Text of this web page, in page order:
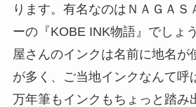
ります。有名なのはＮＡＧＡＳ
ーの『KOBE INK物語』でしょ
屋さんのインクは名前に地名が
が多く、ご当地インクなんて呼
万年筆もインクもちょっと踏み